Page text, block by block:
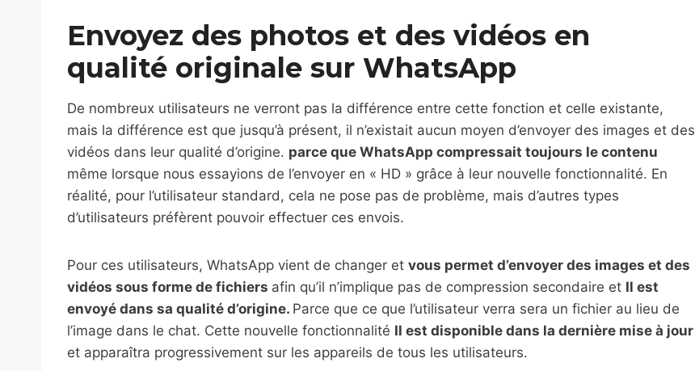
Envoyez des photos et des vidéos en
qualité originale sur WhatsApp
De nombreux utilisateurs ne verront pas la différence entre cette fonction et celle existante,
mais la différence est que jusqu’à présent, il n’existait aucun moyen d’envoyer des images et des
vidéos dans leur qualité d’origine. parce que WhatsApp compressait toujours le contenu
même lorsque nous essayions de l’envoyer en « HD » grâce à leur nouvelle fonctionnalité. En
réalité, pour l’utilisateur standard, cela ne pose pas de problème, mais d’autres types
d’utilisateurs préfèrent pouvoir effectuer ces envois.
Pour ces utilisateurs, WhatsApp vient de changer et vous permet d’envoyer des images et des
vidéos sous forme de fichiers afin qu’il n’implique pas de compression secondaire et Il est
envoyé dans sa qualité d’origine. Parce que ce que l’utilisateur verra sera un fichier au lieu de
l’image dans le chat. Cette nouvelle fonctionnalité Il est disponible dans la dernière mise à jour
et apparaîtra progressivement sur les appareils de tous les utilisateurs.